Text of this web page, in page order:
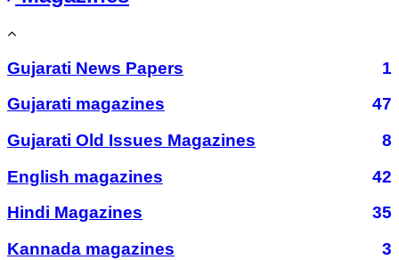
Gujarati News Papers
1
Gujarati magazines
47
Gujarati Old Issues Magazines
8
English magazines
42
Hindi Magazines
35
Kannada magazines
3